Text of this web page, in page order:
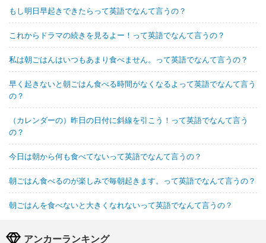
もし明日早起きできたらって英語でなんて言うの？
これからドラマの続きを見るよー！って英語でなんて言うの？
私は朝ごはんはいつもあまり食べません。って英語でなんて言うの？
早く起きないと朝ごはん食べる時間がなくなるよって英語でなんて言う
の？
（カレンダーの）昨日の日付に斜線を引こう！って英語でなんて言う
の？
今日は朝から何も食べてないって英語でなんて言うの？
朝ごはん食べるのが楽しみで毎朝起きます。って英語でなんて言うの？
朝ごはんを食べないと大きくなれないって英語でなんて言うの？
アンカーランキング